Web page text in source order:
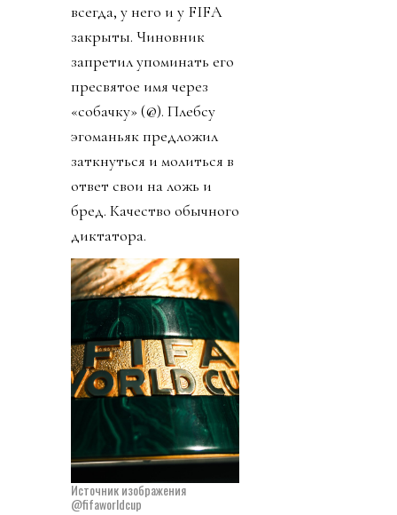
всегда, у него и у FIFA
закрыты. Чиновник
запретил упоминать его
пресвятое имя через
«собачку» (@). Плебсу
эгоманьяк предложил
заткнуться и молиться в
ответ свои на ложь и
бред. Качество обычного
диктатора.
Источник изображения
@fifaworldcup